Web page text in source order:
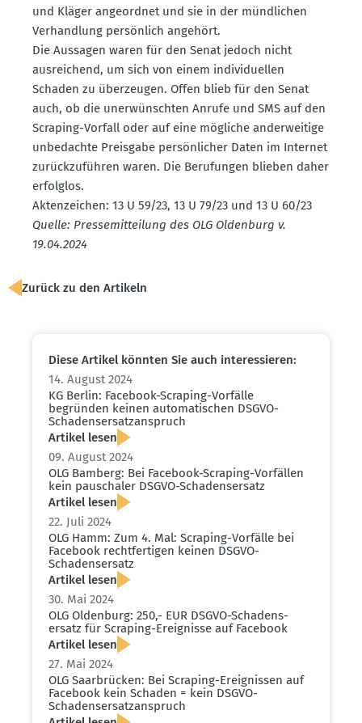
und Kläger angeordnet und sie in der mündlichen
Verhandlung persönlich angehört.
Die Aussagen waren für den Senat jedoch nicht
ausrei­chend, um sich von einem indivi­du­ellen
Schaden zu überzeugen. Offen blieb für den Senat
auch, ob die unerwünschten Anrufe und SMS auf den
Scraping-Vorfall oder auf eine mögliche ander­weitige
unbedachte Preisgabe persön­licher Daten im Internet
zurück­zu­führen waren. Die Berufungen blieben daher
erfolglos.
Akten­zeichen: 13 U 59/23, 13 U 79/23 und 13 U 60/23
Quelle: Presse­mit­teilung des OLG Oldenburg v.
19.04.2024
Zurück zu den Artikeln
Diese Artikel könnten Sie auch inter­es­sieren:
14. August 2024
KG Berlin: Facebook-Scraping-Vorfälle
begründen keinen automa­ti­schen DSGVO-
Schadens­er­satz­an­spruch
Artikel lesen
09. August 2024
OLG Bamberg: Bei Facebook-Scraping-Vorfällen
kein pauschaler DSGVO-Schadens­ersatz
Artikel lesen
22. Juli 2024
OLG Hamm: Zum 4. Mal: Scraping-Vorfälle bei
Facebook recht­fer­tigen keinen DSGVO-
Schadens­ersatz
Artikel lesen
30. Mai 2024
OLG Oldenburg: 250,- EUR DSGVO-Schadens­
ersatz für Scraping-Ereig­nisse auf Facebook
Artikel lesen
27. Mai 2024
OLG Saarbrücken: Bei Scraping-Ereig­nissen auf
Facebook kein Schaden = kein DSGVO-
Schadens­er­satz­an­spruch